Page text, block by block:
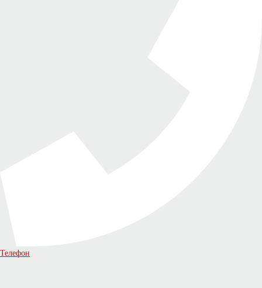
Телефон